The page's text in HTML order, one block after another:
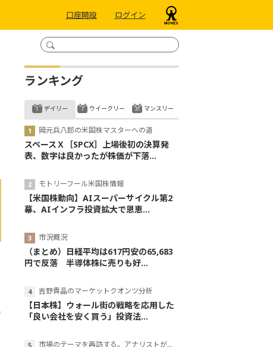
口座開設 ログイン
ランキング
デイリー
岡元兵八郎の米国株マスターへの道
スペースＸ［SPCX］上場後初の決算発
表、数字は良かったが株価が下落...
モトリーフール米国株情報
【米国株動向】AIスーパーサイクル第2
幕、AIインフラ投資拡大で恩恵...
市況概況
（まとめ）日経平均は617円安の65,683
円で反落 半導体株に売りも好...
吉野貴晶のマーケットクオンツ分析
【日本株】ウォール街の戦略を応用した
「良い会社を安く買う」投資法...
市場のテーマを再訪する。アナリストが読み解くテーマの本質
ウイークリー マンスリー